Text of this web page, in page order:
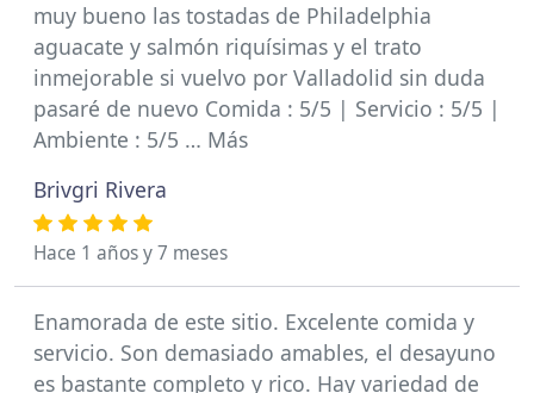
muy bueno las tostadas de Philadelphia
aguacate y salmón riquísimas y el trato
inmejorable si vuelvo por Valladolid sin duda
pasaré de nuevo Comida : 5/5 | Servicio : 5/5 |
Ambiente : 5/5 … Más
Brivgri Rivera
Hace 1 años y 7 meses
Enamorada de este sitio. Excelente comida y
servicio. Son demasiado amables, el desayuno
es bastante completo y rico. Hay variedad de